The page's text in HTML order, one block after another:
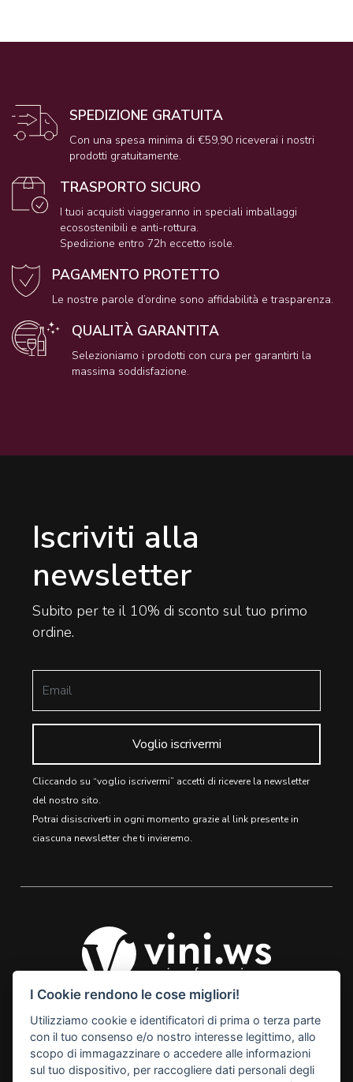
SPEDIZIONE GRATUITA
Con una spesa minima di €59,90 riceverai i nostri
prodotti gratuitamente.
TRASPORTO SICURO
I tuoi acquisti viaggeranno in speciali imballaggi
ecosostenibili e anti-rottura.
Spedizione entro 72h eccetto isole.
PAGAMENTO PROTETTO
Le nostre parole d’ordine sono affidabilità e trasparenza.
QUALITÀ GARANTITA
Selezioniamo i prodotti con cura per garantirti la
massima soddisfazione.
Iscriviti alla
newsletter
Subito per te il 10% di sconto sul tuo primo
ordine.
Voglio iscrivermi
Cliccando su “voglio iscrivermi” accetti di ricevere la newsletter
del nostro sito.
Potrai disiscriverti in ogni momento grazie al link presente in
ciascuna newsletter che ti invieremo.
© 2026 Vini Webstore
Linkness
Via Miranese, 448, 30174
I Cookie rendono le cose migliori!
Utilizziamo cookie e identificatori di prima o terza parte
con il tuo consenso e/o nostro interesse legittimo, allo
scopo di immagazzinare o accedere alle informazioni
sul tuo dispositivo, per raccogliere dati personali degli